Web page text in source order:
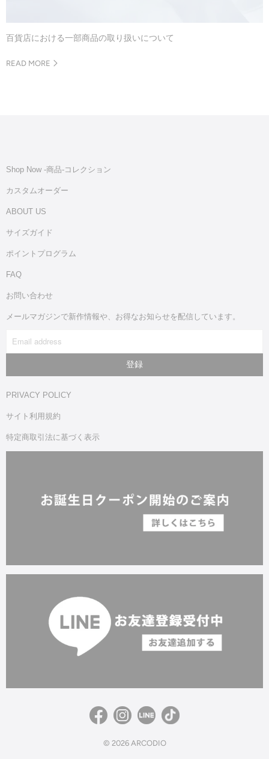
百貨店における一部商品の取り扱いについて
READ MORE
Shop Now -商品‐コレクション
カスタムオーダー
ABOUT US
サイズガイド
ポイントプログラム
FAQ
お問い合わせ
メールマガジンで新作情報や、お得なお知らせを配信しています。
PRIVACY POLICY
サイト利用規約
特定商取引法に基づく表示
© 2026 ARCODIO